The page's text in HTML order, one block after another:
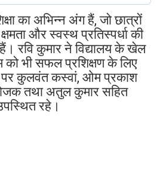
का अभिन्न अंग हैं, जो छात्रों
और स्वस्थ प्रतिस्पर्धा की
रवि कुमार ने विद्यालय के खेल
को भी सफल प्रशिक्षण के लिए
कुलवंत कस्वां, ओम प्रकाश
तथा अतुल कुमार सहित
रहे।